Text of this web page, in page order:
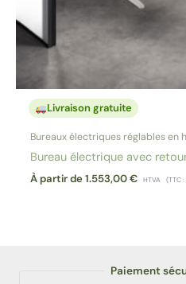
Livraison gratuite
Bureaux électriques réglables en
Bureau électrique avec
À partir de1.553,00€ HTVA (TTC :
Paiement